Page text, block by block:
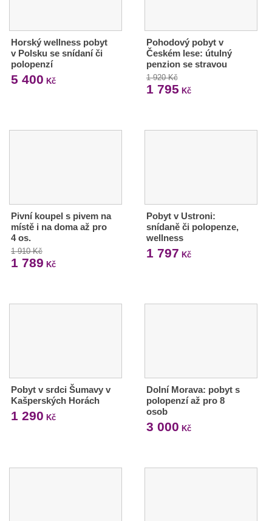
Horský wellness pobyt
v Polsku se snídaní či
polopenzí
5 400 Kč
Pohodový pobyt v
Českém lese: útulný
penzion se stravou
1 920 Kč
1 795 Kč
Pivní koupel s pivem na
místě i na doma až pro
4 os.
1 910 Kč
1 789 Kč
Pobyt v Ustroni:
snídaně či polopenze,
wellness
1 797 Kč
Pobyt v srdci Šumavy v
Kašperských Horách
1 290 Kč
Dolní Morava: pobyt s
polopenzí až pro 8
osob
3 000 Kč